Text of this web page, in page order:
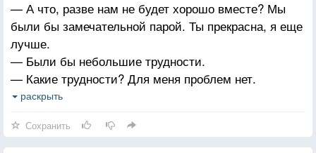
— А что, разве нам не будет хорошо вместе? Мы
были бы замечательной парой. Ты прекрасна, я еще
лучше.
— Были бы небольшие трудности.
— Какие трудности? Для меня проблем нет.
Понимаю, разница в возрасте — через 20 лет тебе
раскрыть
Сохранить